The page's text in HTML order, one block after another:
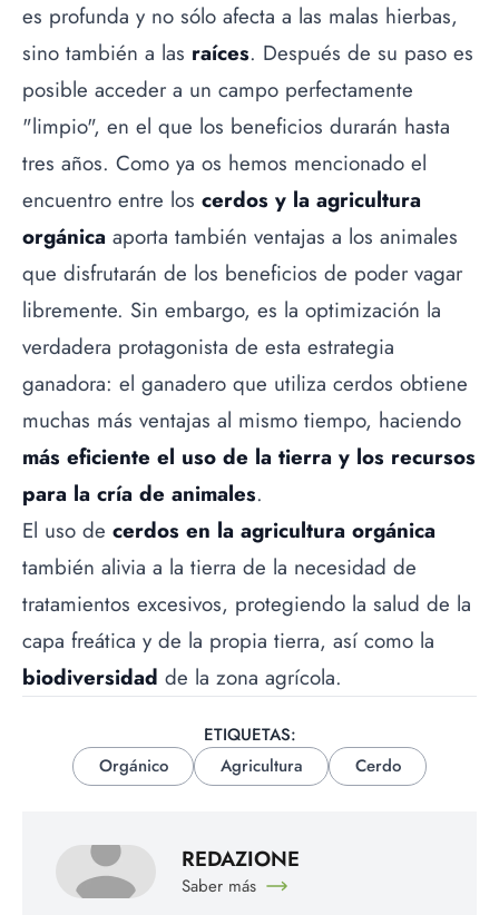
es profunda y no sólo afecta a las malas hierbas,
sino también a las raíces. Después de su paso es
posible acceder a un campo perfectamente
"limpio", en el que los beneficios durarán hasta
tres años. Como ya os hemos mencionado el
encuentro entre los cerdos y la agricultura
orgánica aporta también ventajas a los animales
que disfrutarán de los beneficios de poder vagar
libremente. Sin embargo, es la optimización la
verdadera protagonista de esta estrategia
ganadora: el ganadero que utiliza cerdos obtiene
muchas más ventajas al mismo tiempo, haciendo
más eficiente el uso de la tierra y los recursos
para la cría de animales.
El uso de cerdos en la agricultura orgánica
también alivia a la tierra de la necesidad de
tratamientos excesivos, protegiendo la salud de la
capa freática y de la propia tierra, así como la
biodiversidad de la zona agrícola.
ETIQUETAS:
Orgánico
Agricultura Cerdo
REDAZIONE
Saber más